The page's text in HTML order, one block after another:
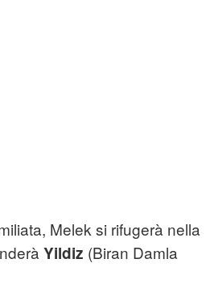
Melek si rifugerà nella
Yildiz (Biran Damla